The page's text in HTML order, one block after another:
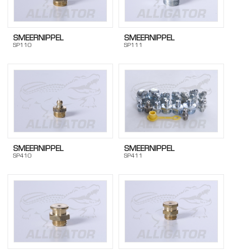
SMEERNIPPEL
SP110
SMEERNIPPEL
SP111
SMEERNIPPEL
SP410
SMEERNIPPEL
SP411